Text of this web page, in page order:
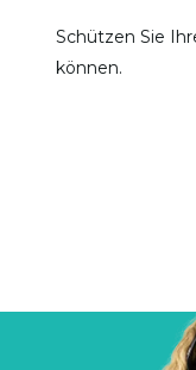
Schützen Sie
können.